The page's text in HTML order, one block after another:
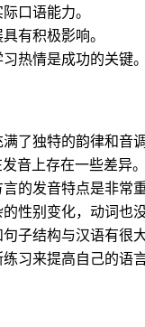
口语能力。
有积极影响。
热情是成功的关键。
了独特的韵律和
音上存在一些差异
的发音特点是非常
性别变化，动词也
子结构与汉语有很
习来提高自己的语言